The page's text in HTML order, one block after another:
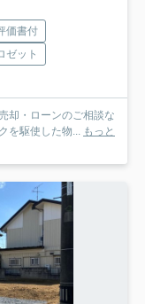
価書付
ゼット
却・ローンのご相談な
を駆使した物...
もっと